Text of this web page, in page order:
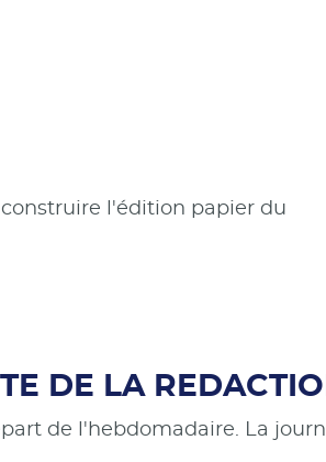
l'édition papier du
DE LA
de l'hebdomadaire. La